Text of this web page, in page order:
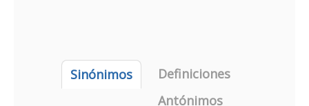
Sinónimos
Definiciones
Antónimos